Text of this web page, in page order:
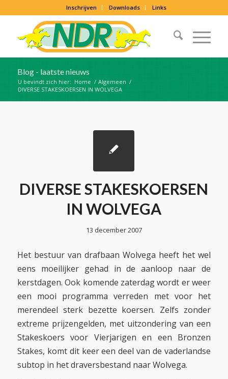
Inschrijven Downloads Links
Blog - laatste nieuws
U bevindt zich hier: Home / Algemeen /
DIVERSE STAKESKOERSEN IN WOLVEGA
DIVERSE STAKESKOERSEN
IN WOLVEGA
13 december 2007
Het bestuur van drafbaan Wolvega heeft het wel
eens moeilijker gehad in de aanloop naar de
kerstdagen. Ook komende zaterdag wordt er weer
een mooi programma verreden met voor het
merendeel sterk bezette koersen. Zelfs zonder
extreme prijzengelden, met uitzondering van een
Stakeskoers voor Vierjarigen en een Bronzen
Stakes, komt dit keer een deel van de vaderlandse
subtop in het draversbestand naar Wolvega.